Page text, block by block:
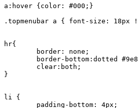
a:hover {color: #000;}
.topmenubar a { font-size: 18px
hr{
}
li {